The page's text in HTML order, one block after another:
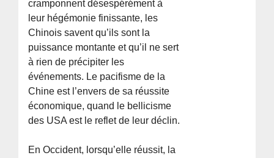
cramponnent désespérément à
leur hégémonie finissante, les
Chinois savent qu’ils sont la
puissance montante et qu’il ne sert
à rien de précipiter les
événements. Le pacifisme de la
Chine est l’envers de sa réussite
économique, quand le bellicisme
des USA est le reflet de leur déclin.
En Occident, lorsqu’elle réussit, la